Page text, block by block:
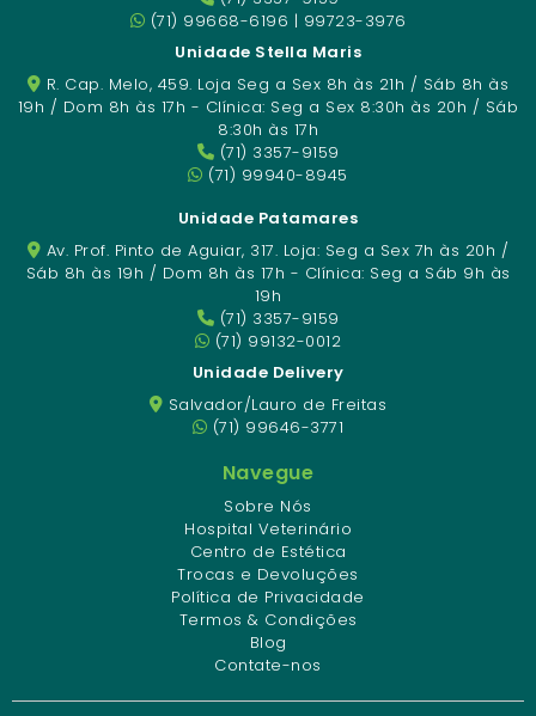
(71) 99668-6196 | 99723-3976
Unidade Stella Maris
R. Cap. Melo, 459. Loja Seg a Sex 8h às 21h / Sáb 8h às
19h / Dom 8h às 17h - Clínica: Seg a Sex 8:30h às 20h / Sáb
8:30h às 17h
(71) 3357-9159
(71) 99940-8945
Unidade Patamares
Av. Prof. Pinto de Aguiar, 317. Loja: Seg a Sex 7h às 20h /
Sáb 8h às 19h / Dom 8h às 17h - Clínica: Seg a Sáb 9h às
19h
(71) 3357-9159
(71) 99132-0012
Unidade Delivery
Salvador/Lauro de Freitas
(71) 99646-3771
Navegue
Sobre Nós
Hospital Veterinário
Centro de Estética
Trocas e Devoluções
Política de Privacidade
Termos & Condições
Blog
Contate-nos